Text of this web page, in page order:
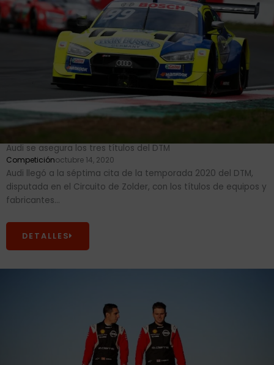
Audi se asegura los tres títulos del DTM
Competiciónoctubre 14, 2020
Audi llegó a la séptima cita de la temporada 2020 del DTM,
disputada en el Circuito de Zolder, con los títulos de equipos y
fabricantes...
DETALLES